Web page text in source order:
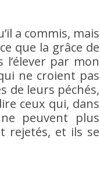
a commis, mais
que la grâce de
par mon
ne croient pas
de leurs péchés,
ceux qui, dans
peuvent plus
rejetés, et ils se